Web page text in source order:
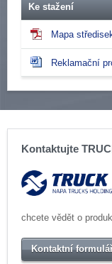
Ke stažení
Mapa
Reklamační
Kontaktujte
chcete vědět o
Kontaktní